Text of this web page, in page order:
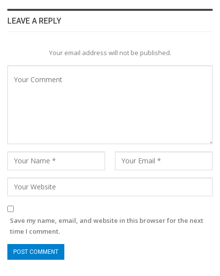
LEAVE A REPLY
Your email address will not be published.
Save my name, email, and website in this browser for the next
time I comment.